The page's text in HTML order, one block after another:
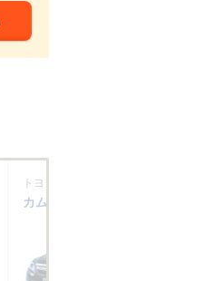
トヨタ
カムリハイブリッド